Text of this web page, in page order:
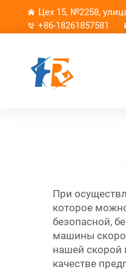
Цех 15, №2258,
+86-18261857581
При
которое
безопасной,
машины
нашей
качестве